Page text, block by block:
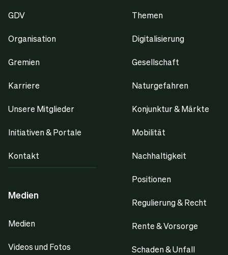
GDV
Organisation
Gremien
Karriere
Unsere Mitglieder
Initiativen & Portale
Kontakt
Medien
Medien
Videos und Fotos
Themen
Digitalisierung
Gesellschaft
Naturgefahren
Konjunktur & Märkte
Mobilität
Nachhaltigkeit
Positionen
Regulierung & Recht
Rente & Vorsorge
Schaden & Unfall